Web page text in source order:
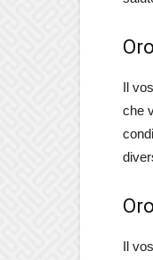
Il
che
Il